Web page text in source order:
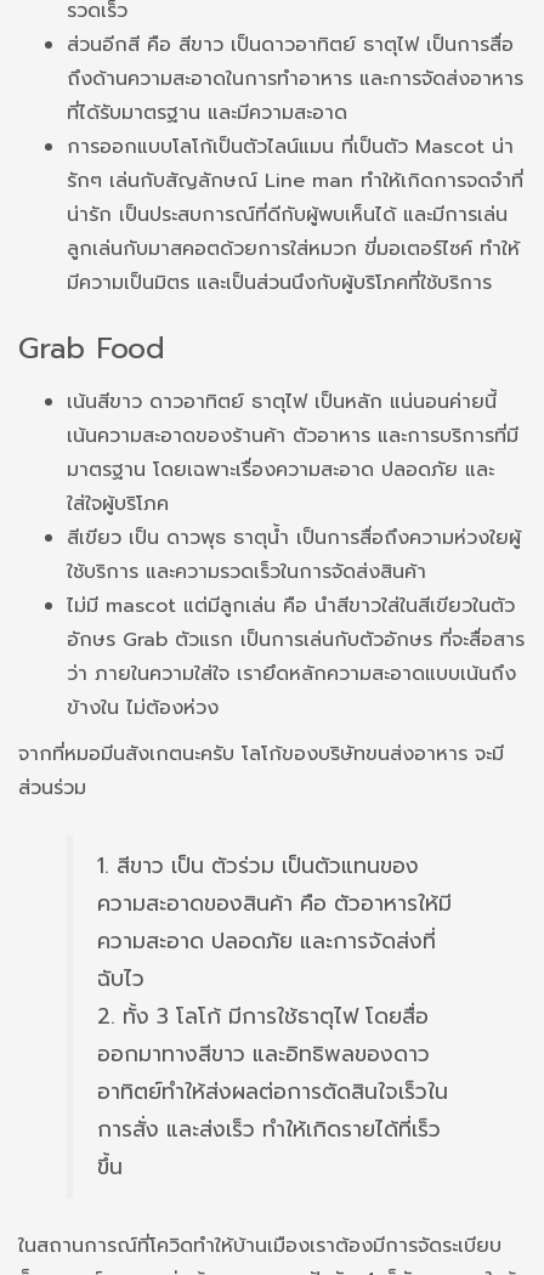
รวดเร็ว
ส่วนอีกสี คือ สีขาว เป็นดาวอาทิตย์ ธาตุไฟ เป็นการสื่อ
ถึงด้านความสะอาดในการทำอาหาร และการจัดส่งอาหาร
ที่ได้รับมาตรฐาน และมีความสะอาด
การออกแบบโลโก้เป็นตัวไลน์แมน ที่เป็นตัว Mascot น่า
รักๆ เล่นกับสัญลักษณ์ Line man ทำให้เกิดการจดจำที่
น่ารัก เป็นประสบการณ์ที่ดีกับผู้พบเห็นได้ และมีการเล่น
ลูกเล่นกับมาสคอตด้วยการใส่หมวก ขี่มอเตอร์ไซค์ ทำให้
มีความเป็นมิตร และเป็นส่วนนึงกับผู้บริโภคที่ใช้บริการ
Grab Food
เน้นสีขาว ดาวอาทิตย์ ธาตุไฟ เป็นหลัก แน่นอนค่ายนี้
เน้นความสะอาดของร้านค้า ตัวอาหาร และการบริการที่มี
มาตรฐาน โดยเฉพาะเรื่องความสะอาด ปลอดภัย และ
ใส่ใจผู้บริโภค
สีเขียว เป็น ดาวพุธ ธาตุน้ำ เป็นการสื่อถึงความห่วงใยผู้
ใช้บริการ และความรวดเร็วในการจัดส่งสินค้า
ไม่มี mascot แต่มีลูกเล่น คือ นำสีขาวใส่ในสีเขียวในตัว
อักษร Grab ตัวแรก เป็นการเล่นกับตัวอักษร ที่จะสื่อสาร
ว่า ภายในความใส่ใจ เรายึดหลักความสะอาดแบบเน้นถึง
ข้างใน ไม่ต้องห่วง
จากที่หมอมีนสังเกตนะครับ โลโก้ของบริษัทขนส่งอาหาร จะมี
ส่วนร่วม
1. สีขาว เป็น ตัวร่วม เป็นตัวแทนของ
ความสะอาดของสินค้า คือ ตัวอาหารให้มี
ความสะอาด ปลอดภัย และการจัดส่งที่
ฉับไว
2. ทั้ง 3 โลโก้ มีการใช้ธาตุไฟ โดยสื่อ
ออกมาทางสีขาว และอิทธิพลของดาว
อาทิตย์ทำให้ส่งผลต่อการตัดสินใจเร็วใน
การสั่ง และส่งเร็ว ทำให้เกิดรายได้ที่เร็ว
ขึ้น
ในสถานการณ์ที่โควิดทำให้บ้านเมืองเราต้องมีการจัดระเบียบ